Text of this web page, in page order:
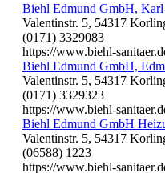
Biehl Edmund GmbH,
Valentinstr. 5, 54317
(0171) 3329083
https://www.biehl-
Biehl Edmund GmbH,
Valentinstr. 5, 54317
(0171) 3329323
https://www.biehl-
Biehl Edmund GmbH
Valentinstr. 5, 54317
(06588) 1223
https://www.biehl-